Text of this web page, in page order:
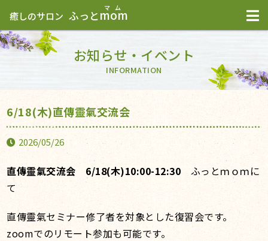
癒しのサロン ふっとmom
お知らせ・イベント
INFORMATION
6/18(木)直傳靈氣交流会
2026/05/26
直傳靈氣交流会 6/18(木)10:00-12:30 ふっとｍｏｍに
て
直傳靈氣セミナー修了者を対象とした復習会です。
zoomでのリモート参加も可能です。